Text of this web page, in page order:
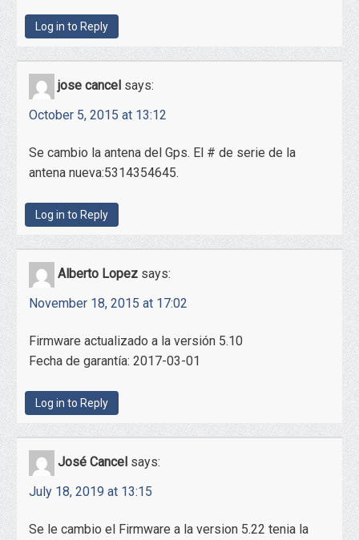
Log in to Reply
jose cancel says:
October 5, 2015 at 13:12
Se cambio la antena del Gps. El # de serie de la
antena nueva:5314354645.
Log in to Reply
Alberto Lopez says:
November 18, 2015 at 17:02
Firmware actualizado a la versión 5.10
Fecha de garantía: 2017-03-01
Log in to Reply
José Cancel says:
July 18, 2019 at 13:15
Se le cambio el Firmware a la version 5.22 tenia la